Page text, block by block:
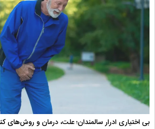
بی اختیاری ادرار سالمندان؛ علت، درمان و روش‌های